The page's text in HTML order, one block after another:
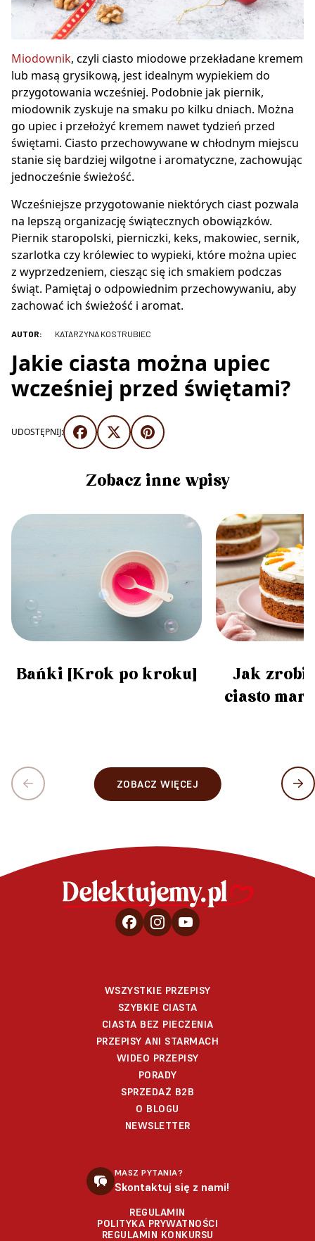
Miodownik, czyli ciasto miodowe przekładane kremem
lub masą grysikową, jest idealnym wypiekiem do
przygotowania wcześniej. Podobnie jak piernik,
miodownik zyskuje na smaku po kilku dniach. Można
go upiec i przełożyć kremem nawet tydzień przed
świętami. Ciasto przechowywane w chłodnym miejscu
stanie się bardziej wilgotne i aromatyczne, zachowując
jednocześnie świeżość.
Wcześniejsze przygotowanie niektórych ciast pozwala
na lepszą organizację świątecznych obowiązków.
Piernik staropolski, pierniczki, keks, makowiec, sernik,
szarlotka czy królewiec to wypieki, które można upiec
z wyprzedzeniem, ciesząc się ich smakiem podczas
świąt. Pamiętaj o odpowiednim przechowywaniu, aby
zachować ich świeżość i aromat.
AUTOR: KATARZYNA KOSTRUBIEC
Jakie ciasta można upiec
wcześniej przed świętami?
UDOSTĘPNIJ:
Zobacz inne wpisy
Bańki [Krok po kroku]
Jak
ciasto
ZOBACZ WIĘCEJ
WSZYSTKIE PRZEPISY
SZYBKIE CIASTA
CIASTA BEZ PIECZENIA
PRZEPISY ANI STARMACH
WIDEO PRZEPISY
PORADY
SPRZEDAŻ B2B
O BLOGU
NEWSLETTER
MASZ PYTANIA?
Skontaktuj się z nami!
REGULAMIN
POLITYKA PRYWATNOŚCI
REGULAMIN KONKURSU